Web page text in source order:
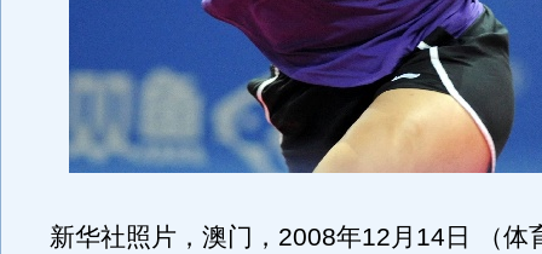
新华社照片，澳门，2008年12月14日 （体